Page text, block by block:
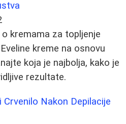
kremama za topljenje
kreme na osnovu
koja je najbolja, kako je
rezultate.
Nakon Depilacije